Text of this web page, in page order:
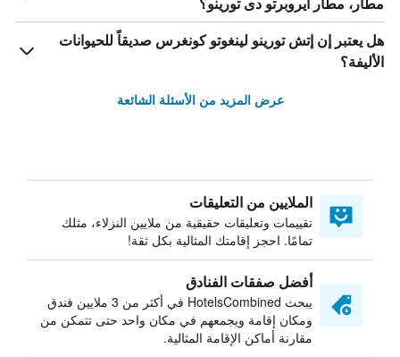
مطار، مطار ايروبرتو دى تورينو؟
هل يعتبر إن إتش تورينو لينغوتو كونغرس صديقاً للحيوانات
الأليفة؟
عرض المزيد من الأسئلة الشائعة
الملايين من التعليقات
تقييمات وتعليقات حقيقية من ملايين النزلاء، مثلك
تمامًا. احجز إقامتك المثالية بكل ثقة!
أفضل صفقات الفنادق
يبحث HotelsCombined في أكثر من 3 ملايين فندق
ومكان إقامة ويجمعهم في مكان واحد حتى تتمكن من
مقارنة أماكن الإقامة المثالية.